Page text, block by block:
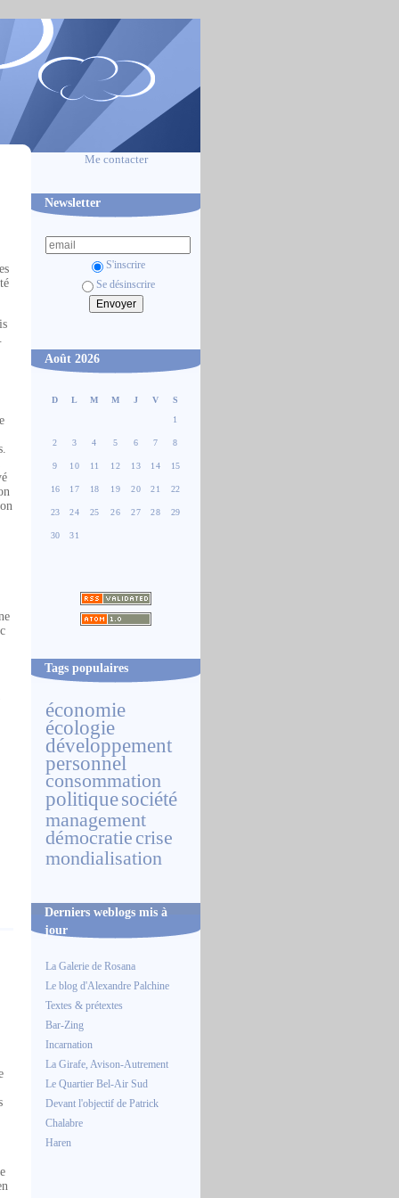
Me contacter
Newsletter
S'inscrire
Se désinscrire
Août 2026
D L M M J V
S
1
2 3 4 5 6 7 8
9 10 11 12 13 14 15
16 17 18 19 20 21 22
23 24 25 26 27 28 29
30 31
Tags populaires
économie
écologie
développement
personnel
consommation
politiquesociété
management
démocratie crise
mondialisation
Derniers weblogs mis à
jour
La Galerie de Rosana
Le blog d'Alexandre Palchine
Textes & prétextes
Bar-Zing
Incarnation
La Girafe, Avison-Autrement
Le Quartier Bel-Air Sud
Devant l'objectif de Patrick
Chalabre
Haren